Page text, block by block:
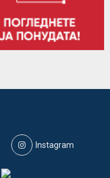
Instagram